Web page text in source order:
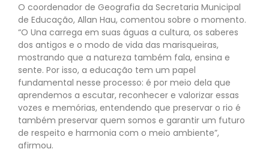
O coordenador de Geografia da Secretaria Municipal
de Educação, Allan Hau, comentou sobre o momento.
“O Una carrega em suas águas a cultura, os saberes
dos antigos e o modo de vida das marisqueiras,
mostrando que a natureza também fala, ensina e
sente. Por isso, a educação tem um papel
fundamental nesse processo: é por meio dela que
aprendemos a escutar, reconhecer e valorizar essas
vozes e memórias, entendendo que preservar o rio é
também preservar quem somos e garantir um futuro
de respeito e harmonia com o meio ambiente”,
afirmou.